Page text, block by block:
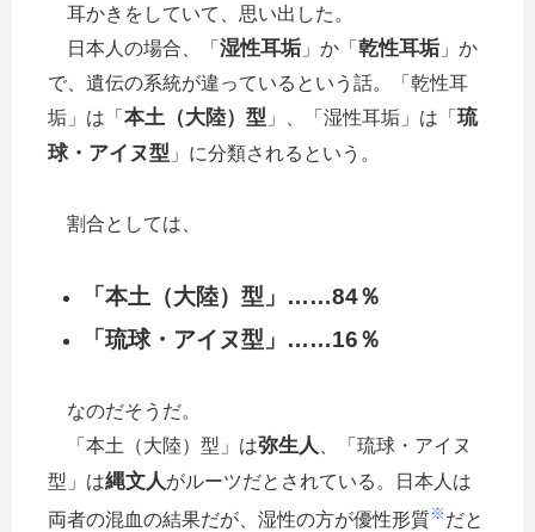
耳かきをしていて、思い出した。
日本人の場合、「 湿性耳垢 」か「 乾性耳垢 」か
で、遺伝の系統が違っているという話。「乾性耳
垢」は「 本土（大陸）型 」、「湿性耳垢」は「 琉
球・アイヌ型 」に分類されるという。
割合としては、
「本土（大陸）型」……84％
「琉球・アイヌ型」……16％
なのだそうだ。
「本土（大陸）型」は弥生人 、「琉球・アイヌ
型」は縄文人がルーツだとされている。日本人は
両者の混血の結果だが、湿性の方が優性形質※ だと